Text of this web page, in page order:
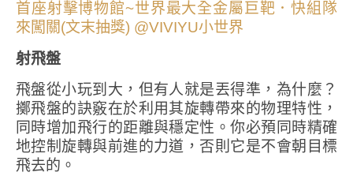
射飛盤
飛盤從小玩到大，但有人就是丟得準，為什麼？
擲飛盤的訣竅在於利用其旋轉帶來的物理特性，
同時增加飛行的距離與穩定性。你必預同時精確
地控制旋轉與前進的力道，否則它是不會朝目標
飛去的。